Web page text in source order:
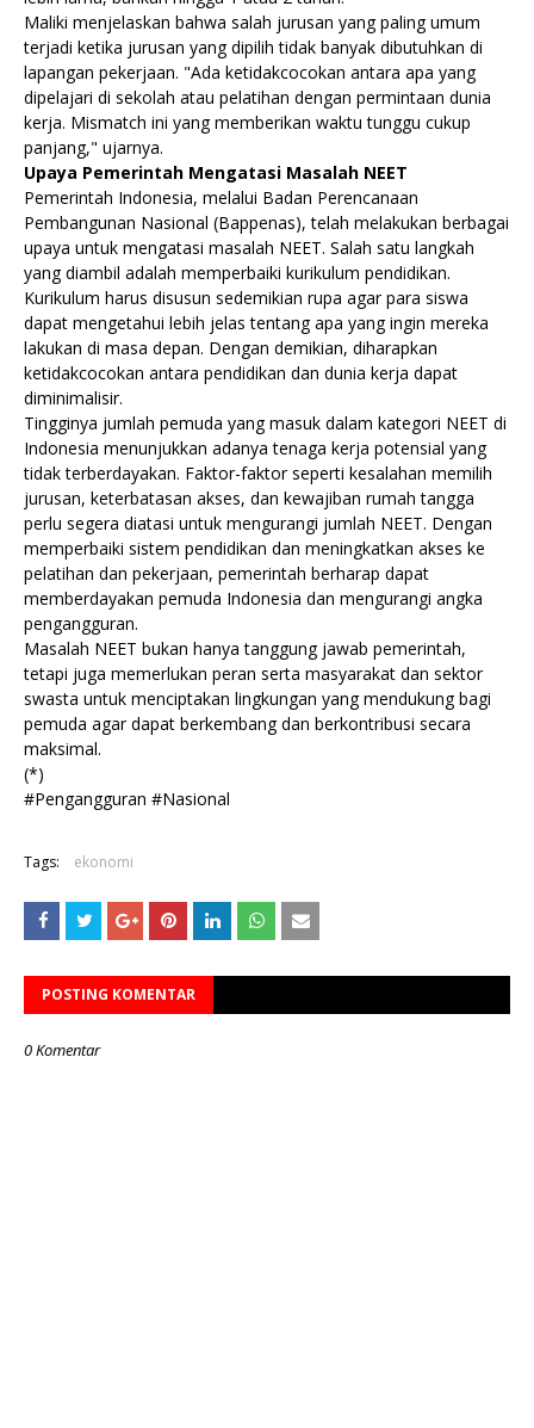
Maliki menjelaskan bahwa salah jurusan yang paling umum
terjadi ketika jurusan yang dipilih tidak banyak dibutuhkan di
lapangan pekerjaan. "Ada ketidakcocokan antara apa yang
dipelajari di sekolah atau pelatihan dengan permintaan dunia
kerja. Mismatch ini yang memberikan waktu tunggu cukup
panjang," ujarnya.
Upaya Pemerintah Mengatasi Masalah NEET
Pemerintah Indonesia, melalui Badan Perencanaan
Pembangunan Nasional (Bappenas), telah melakukan berbagai
upaya untuk mengatasi masalah NEET. Salah satu langkah
yang diambil adalah memperbaiki kurikulum pendidikan.
Kurikulum harus disusun sedemikian rupa agar para siswa
dapat mengetahui lebih jelas tentang apa yang ingin mereka
lakukan di masa depan. Dengan demikian, diharapkan
ketidakcocokan antara pendidikan dan dunia kerja dapat
diminimalisir.
Tingginya jumlah pemuda yang masuk dalam kategori NEET di
Indonesia menunjukkan adanya tenaga kerja potensial yang
tidak terberdayakan. Faktor-faktor seperti kesalahan memilih
jurusan, keterbatasan akses, dan kewajiban rumah tangga
perlu segera diatasi untuk mengurangi jumlah NEET. Dengan
memperbaiki sistem pendidikan dan meningkatkan akses ke
pelatihan dan pekerjaan, pemerintah berharap dapat
memberdayakan pemuda Indonesia dan mengurangi angka
pengangguran.
Masalah NEET bukan hanya tanggung jawab pemerintah,
tetapi juga memerlukan peran serta masyarakat dan sektor
swasta untuk menciptakan lingkungan yang mendukung bagi
pemuda agar dapat berkembang dan berkontribusi secara
maksimal.
(*)
#Pengangguran #Nasional
Tags: ekonomi
POSTING KOMENTAR
0 Komentar